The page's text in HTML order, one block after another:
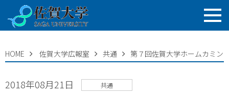
HOME 佐賀大学広報室 共通 第７回佐賀大学ホームカミン
2018年08月21日 共通